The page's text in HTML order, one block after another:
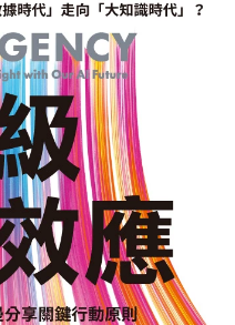
系統維護中，本站同步暫